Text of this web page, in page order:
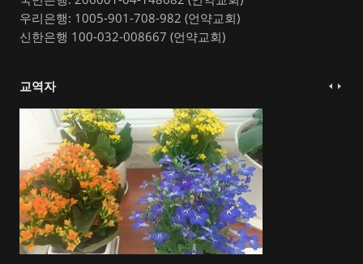
우리은행: 1005-901-708-982 (언약교회)
신한은행 100-032-008667 (언약교회)
교역자